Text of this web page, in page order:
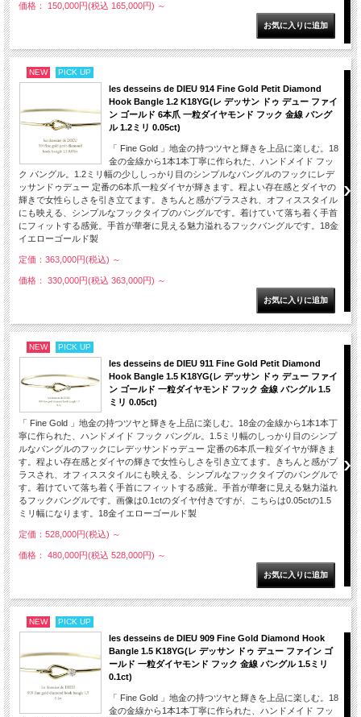
価格： 150,000円(税込 165,000円) ～
NEW PICK UP
les desseins de DIEU 914 Fine Gold Petit Diamond
Hook Bangle 1.2 K18YG(レ デッサン ドゥ デュー ファイ
ン ゴールド 6本爪 一粒ダイヤモンド フック 金線 バング
ル 1.2ミリ 0.05ct)
「 Fine Gold 」地金の持つツヤと輝きを上品に楽しむ。18
金の金線から1本1本丁寧に作られた、ハンドメイド フッ
ク バングル。1.2ミリ幅の少ししっかり目のシンプルなバングルのフックにレデ
ッサンドゥデュー 定番の6本爪一粒ダイヤが輝きます。程よい存在感とダイヤの
輝きで女性らしさを引き立てます。きちんと感がプラスされ、オフィススタイル
にも映える、シンプルなフックタイプのバングルです。着けていて落ち着く手首
にフィットする感覚。手首が華奢に見える魅力溢れるフックバングルです。18金
イエローゴールド製
定価：363,000円(税込) ～
価格： 330,000円(税込 363,000円) ～
NEW PICK UP
les desseins de DIEU 911 Fine Gold Petit Diamond
Hook Bangle 1.5 K18YG(レ デッサン ドゥ デュー ファイ
ン ゴールド 一粒ダイヤモンド フック 金線 バングル 1.5
ミリ 0.05ct)
「 Fine Gold 」地金の持つツヤと輝きを上品に楽しむ。18金の金線から1本1本丁
寧に作られた、ハンドメイド フック バングル。1.5ミリ幅のしっかり目のシンプ
ルなバングルのフックにレデッサンドゥデュー 定番の6本爪一粒ダイヤが輝きま
す。程よい存在感とダイヤの輝きで女性らしさを引き立てます。きちんと感がプ
ラスされ、オフィススタイルにも映える、シンプルなフックタイプのバングルで
す。着けていて落ち着く手首にフィットする感覚。手首が華奢に見える魅力溢れ
るフックバングルです。画像は0.1ctのダイヤ付きですが、こちらは0.05ctの1.5
ミリ幅になります。18金イエローゴールド製
定価：528,000円(税込) ～
価格： 480,000円(税込 528,000円) ～
NEW PICK UP
les desseins de DIEU 909 Fine Gold Diamond Hook
Bangle 1.5 K18YG(レ デッサン ドゥ デュー ファイン ゴ
ールド 一粒ダイヤモンド フック 金線 バングル 1.5ミリ
0.1ct)
「 Fine Gold 」地金の持つツヤと輝きを上品に楽しむ。18
金の金線から1本1本丁寧に作られた、ハンドメイド フッ